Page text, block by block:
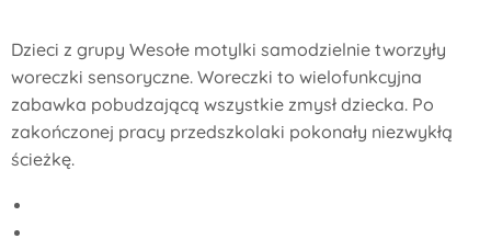
Dzieci z grupy Wesołe motylki samodzielnie tworzyły
woreczki sensoryczne. Woreczki to wielofunkcyjna
zabawka pobudzającą wszystkie zmysł dziecka. Po
zakończonej pracy przedszkolaki pokonały niezwykłą
ścieżkę.